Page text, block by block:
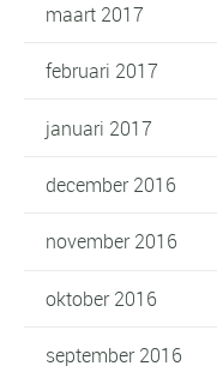
maart 2017
februari 2017
januari 2017
december 2016
november 2016
oktober 2016
september 2016